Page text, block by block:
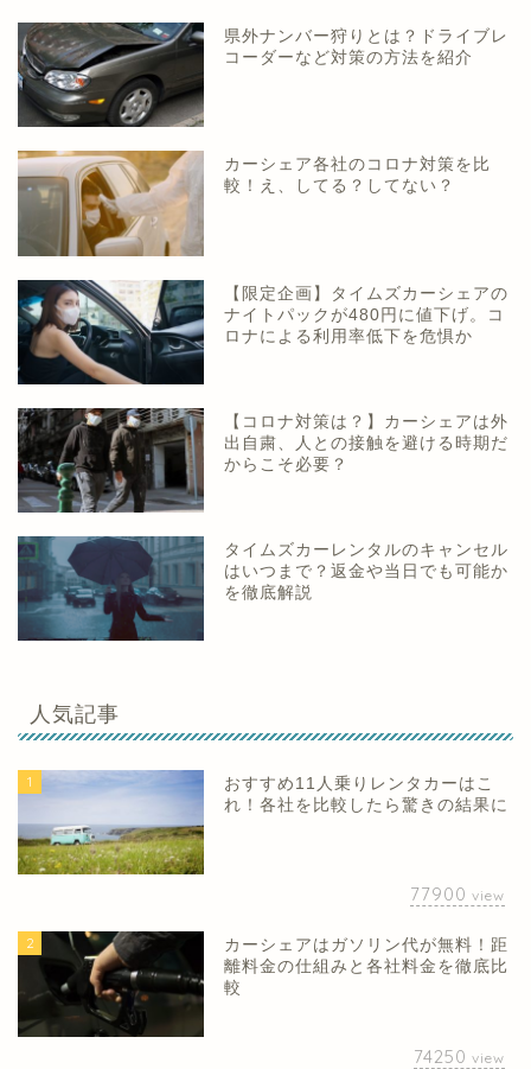
県外ナンバー狩りとは？ドライブレ
コーダーなど対策の方法を紹介
カーシェア各社のコロナ対策を比
較！え、してる？してない？
【限定企画】タイムズカーシェアの
ナイトパックが480円に値下げ。コ
ロナによる利用率低下を危惧か
【コロナ対策は？】カーシェアは外
出自粛、人との接触を避ける時期だ
からこそ必要？
タイムズカーレンタルのキャンセル
はいつまで？返金や当日でも可能か
を徹底解説
人気記事
1
おすすめ11人乗りレンタカーはこ
れ！各社を比較したら驚きの結果に
77900 view
2
カーシェアはガソリン代が無料！距
離料金の仕組みと各社料金を徹底比
較
74250 view